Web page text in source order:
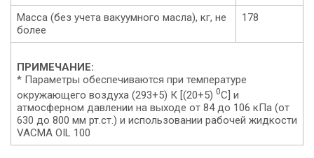
Macca (без учета вакуумного масла), кг, не
более
178
ПРИМЕЧАНИЕ:
* Параметры обеспечиваются при температуре
окружающего воздуха (293+5) К [(20+5) 0С] и
атмосферном давлении на выходе от 84 до 106 кПа (от
630 до 800 мм рт.ст.) и использовании рабочей жидкости
VACMA OIL 100